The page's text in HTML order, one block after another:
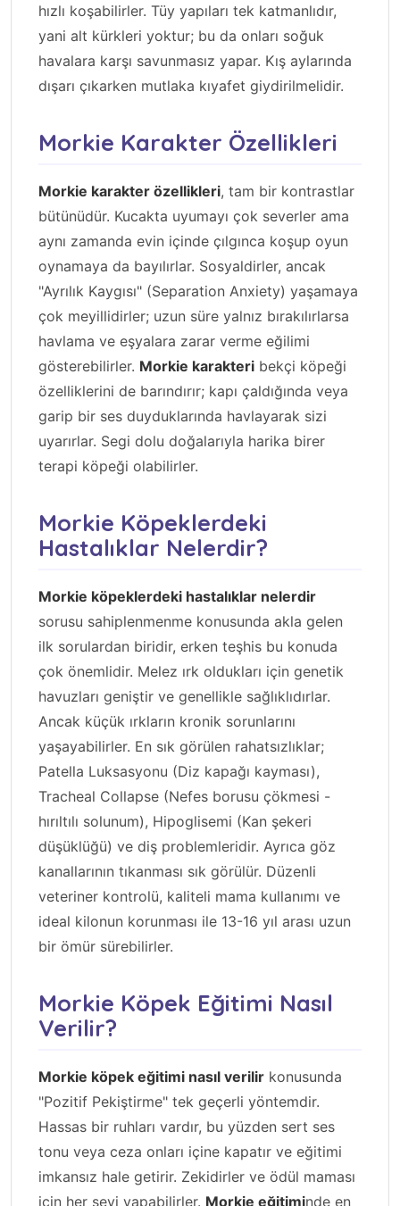
hızlı koşabilirler. Tüy yapıları tek katmanlıdır,
yani alt kürkleri yoktur; bu da onları soğuk
havalara karşı savunmasız yapar. Kış aylarında
dışarı çıkarken mutlaka kıyafet giydirilmelidir.
Morkie Karakter Özellikleri
Morkie karakter özellikleri, tam bir kontrastlar
bütünüdür. Kucakta uyumayı çok severler ama
aynı zamanda evin içinde çılgınca koşup oyun
oynamaya da bayılırlar. Sosyaldirler, ancak
"Ayrılık Kaygısı" (Separation Anxiety) yaşamaya
çok meyillidirler; uzun süre yalnız bırakılırlarsa
havlama ve eşyalara zarar verme eğilimi
gösterebilirler. Morkie karakteri bekçi köpeği
özelliklerini de barındırır; kapı çaldığında veya
garip bir ses duyduklarında havlayarak sizi
uyarırlar. Segi dolu doğalarıyla harika birer
terapi köpeği olabilirler.
Morkie Köpeklerdeki
Hastalıklar Nelerdir?
Morkie köpeklerdeki hastalıklar nelerdir
sorusu sahiplenmenme konusunda akla gelen
ilk sorulardan biridir, erken teşhis bu konuda
çok önemlidir. Melez ırk oldukları için genetik
havuzları geniştir ve genellikle sağlıklıdırlar.
Ancak küçük ırkların kronik sorunlarını
yaşayabilirler. En sık görülen rahatsızlıklar;
Patella Luksasyonu (Diz kapağı kayması),
Tracheal Collapse (Nefes borusu çökmesi -
hırıltılı solunum), Hipoglisemi (Kan şekeri
düşüklüğü) ve diş problemleridir. Ayrıca göz
kanallarının tıkanması sık görülür. Düzenli
veteriner kontrolü, kaliteli mama kullanımı ve
ideal kilonun korunması ile 13-16 yıl arası uzun
bir ömür sürebilirler.
Morkie Köpek Eğitimi Nasıl
Verilir?
Morkie köpek eğitimi nasıl verilir konusunda
"Pozitif Pekiştirme" tek geçerli yöntemdir.
Hassas bir ruhları vardır, bu yüzden sert ses
tonu veya ceza onları içine kapatır ve eğitimi
imkansız hale getirir. Zekidirler ve ödül maması
için her şeyi yapabilirler. Morkie eğitiminde en